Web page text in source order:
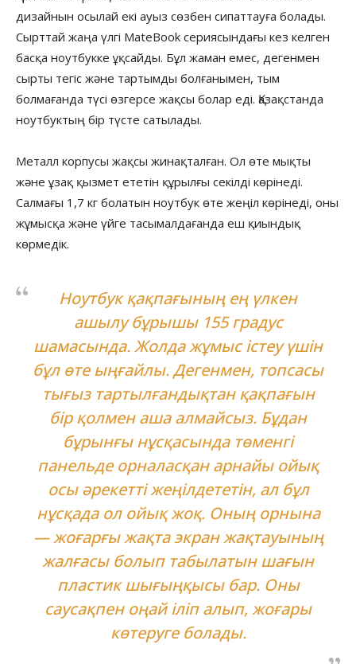
дизайнын осылай екі ауыз сөзбен сипаттауға болады.
Сырттай жаңа үлгі MateBook сериясындағы кез келген
басқа ноутбукке ұқсайды. Бұл жаман емес, дегенмен
сырты тегіс және тартымды болғанымен, тым
болмағанда түсі өзгерсе жақсы болар еді. Қазақстанда
ноутбуктың бір түсте сатылады.
Металл корпусы жақсы жинақталған. Ол өте мықты
және ұзақ қызмет ететін құрылғы секілді көрінеді.
Салмағы 1,7 кг болатын ноутбук өте жеңіл көрінеді, оны
жұмысқа және үйге тасымалдағанда еш қиындық
көрмедік.
Ноутбук қақпағының ең үлкен
ашылу бұрышы 155 градус
шамасында. Жолда жұмыс істеу үшін
бұл өте ыңғайлы. Дегенмен, топсасы
тығыз тартылғандықтан қақпағын
бір қолмен аша алмайсыз. Бұдан
бұрынғы нұсқасында төменгі
панельде орналасқан арнайы ойық
осы әрекетті жеңілдететін, ал бұл
нұсқада ол ойық жоқ. Оның орнына
— жоғарғы жақта экран жақтауының
жалғасы болып табылатын шағын
пластик шығыңқысы бар. Оны
саусақпен оңай іліп алып, жоғары
көтеруге болады.